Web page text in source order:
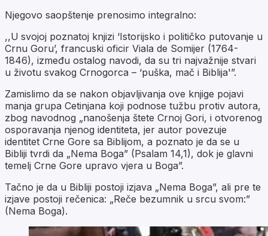
Njegovo saopštenje prenosimo integralno:
,,U svojoj poznatoj knjizi ‘Istorijsko i političko putovanje u
Crnu Goru’, francuski oficir Viala de Somijer (1764-
1846), između ostalog navodi, da su tri najvažnije stvari
u životu svakog Crnogorca – ‘puška, mač i Biblija'”.
Zamislimo da se nakon objavljivanja ove knjige pojavi
manja grupa Cetinjana koji podnose tužbu protiv autora,
zbog navodnog „nanošenja štete Crnoj Gori, i otvorenog
osporavanja njenog identiteta, jer autor povezuje
identitet Crne Gore sa Biblijom, a poznato je da se u
Bibliji tvrdi da „Nema Boga” (Psalam 14,1), dok je glavni
temelj Crne Gore upravo vjera u Boga”.
Tačno je da u Bibliji postoji izjava „Nema Boga”, ali pre te
izjave postoji rečenica: „Reče bezumnik u srcu svom:”
(Nema Boga).